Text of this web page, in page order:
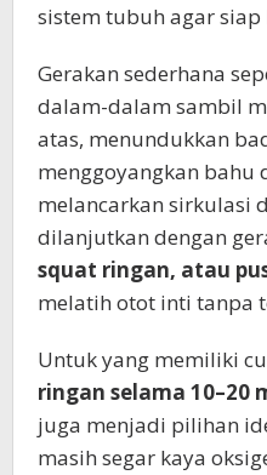
sistem tubuh agar
Gerakan sederhana
dalam-dalam sambil
atas, menundukkan
menggoyangkan bahu
melancarkan sirkulasi
dilanjutkan dengan
squat ringan, atau
melatih otot inti tanpa
Untuk yang memiliki
ringan selama 10–20
juga menjadi pilihan
masih segar kaya